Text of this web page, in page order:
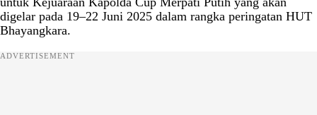
digelar pada 19–22 Juni 2025 dalam rangka peringatan HUT
Bhayangkara.
ADVERTISEMENT